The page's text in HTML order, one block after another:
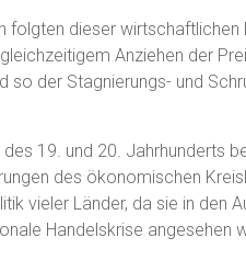
folgten dieser
Anziehen der
so der Stagnierungs- und
19. und 20. Jahrhunderts
des ökonomischen
vieler Länder, da sie in den
Handelskrise angesehen